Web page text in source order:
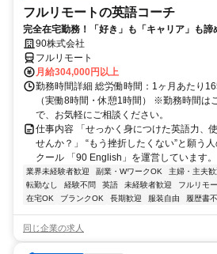
フルリモートの英語コーチ
完全在宅勤務！「好き」も「キャリア」も諦
90株式会社
フルリモート
月給304,000円以上
勤務時間詳細 総労働時間：1ヶ月あたり
（実働8時間・休憩1時間） ※勤務時間は
で、お気軽にご相談ください。
仕事内容 「せっかく身につけた英語力、
せんか？」 “もう挫折したくない”と願う
クール 「90 English」を運営しています。
業界未経験者歓迎 副業・WワークOK 主婦・主夫歓
転勤なし
経験不問 英語 未経験者歓迎 フルリモ
在宅OK
ブランクOK 長期歓迎 服装自由 履歴書
同じ企業の求人